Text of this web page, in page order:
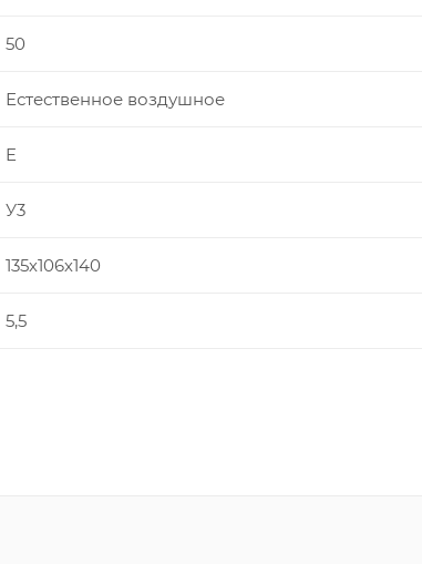
50
Естественное воздушное
E
У3
135х106х140
5,5